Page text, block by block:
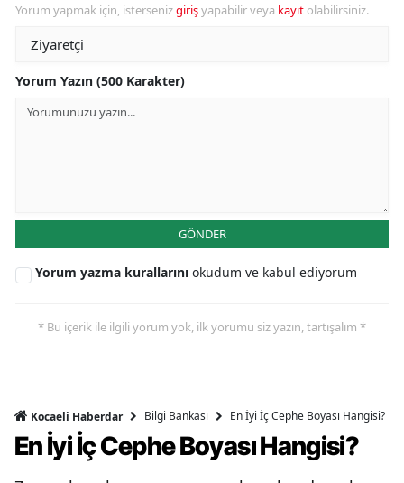
Yorum yapmak için, istersenizgirişyapabilir veya kayıt olabilirsiniz.
Yorum Yazın (500 Karakter)
GÖNDER
Yorum yazma kurallarını okudum ve kabul ediyorum
* Bu içerik ile ilgili yorum yok, ilk yorumu siz yazın, tartışalım *
Kocaeli Haberdar Bilgi Bankası En İyi İç Cephe Boyası Hangisi?
En İyi İç Cephe Boyası Hangisi?